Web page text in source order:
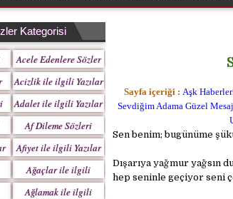
Kategorisi
Acele Edenlere Sözler
Acizlik ile ilgili Yazılar
Adalet ile ilgili Yazılar
Af Dileme Sözleri
Mesajları
Afiyet ile ilgili Yazılar
Ağaçlar ile ilgili
Yazılar
Ağlamak ile ilgili
Sayfa içeriği : Aşk
Sevdiğim Adama Güzel
Sen benim; bugünüme
Dışarıya yağmur yağsın
hep seninle geçiyor seni